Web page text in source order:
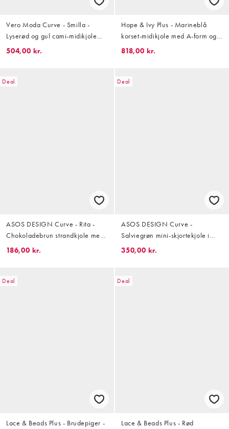
Vero Moda Curve - Smilla -
Lyserød og gul cami-midikjole
med flæsedetaljer og
504,00 kr.
Hope & Ivy Plus - Marineblå
korset-midikjole med A-form og
stropper samt blomstermønster
818,00 kr.
Deal
ASOS DESIGN Curve - Rita -
Chokoladebrun strandkjole med
plisseringer
186,00 kr.
Deal
ASOS DESIGN Curve -
Salviegrøn mini-skjortekjole i
dobbelt stof med brede
350,00 kr.
Deal
Lace & Beads Plus - Brudepiger -
Deal
Lace & Beads Plus - Rød